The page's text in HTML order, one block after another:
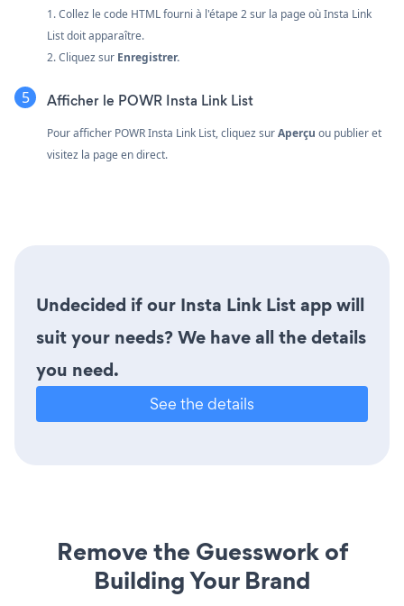
1. Collez le code HTML fourni à l'étape 2 sur la page où Insta Link
List doit apparaître.
2. Cliquez sur Enregistrer.
Afficher le POWR Insta Link List
Pour afficher POWR Insta Link List, cliquez surAperçu ou publier et
visitez la page en direct.
Undecided if our Insta Link List app will
suit your needs? We have all the details
you need.
See the details
Remove the Guesswork of
Building Your Brand